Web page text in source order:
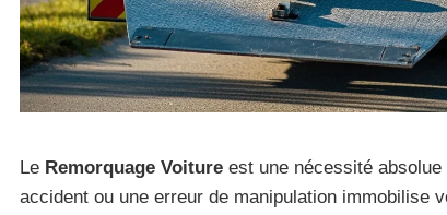
Le Remorquage Voiture est une nécessité absolue
accident ou une erreur de manipulation immobilise